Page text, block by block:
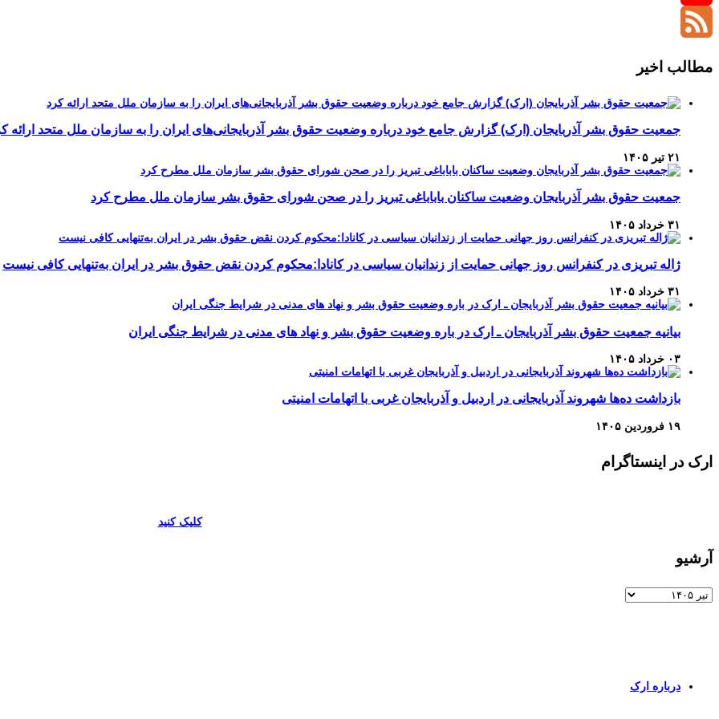
YouTube
مطالب اخیر
جمعیت حقوق بشر آذربایجان (ارک) گزارش جامع خود درباره وضعیت حقوق بشر آذربایجانی‌های ایران را به سازمان ملل متحد ارائه
۲۱ تیر ۱۴۰۵
جمعیت حقوق بشر آذربایجان وضعیت ساکنان باباباغی تبریز را در صحن شورای حقوق بشر سازمان ملل مطرح کرد
۳۱ خرداد ۱۴۰۵
ژاله تبریزی در کنفرانس روز جهانی حمایت از زندانیان سیاسی در کانادا:محکوم کردن نقض حقوق بشر در ایران به‌تنهایی کافی نیست
۳۱ خرداد ۱۴۰۵
بیانیه جمعیت حقوق بشر آذربایجان ـ ارک در باره وضعیت حقوق بشر و نهاد های مدنی در شرایط جنگی ایران
۰۳ خرداد ۱۴۰۵
بازداشت ده‌ها شهروند آذربایجانی در اردبیل و آذربایجان غربی با اتهامات امنیتی
۱۹ فروردین ۱۴۰۵
ارک در اینستاگرام
کلیک کنید
آرشیو
آرشیو
درباره ارک